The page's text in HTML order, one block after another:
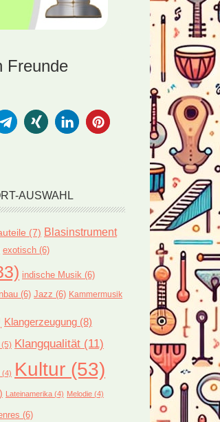
Freunde
AUSWAHL
(7) Blasinstrument
exotisch (6)
indische Musik (6)
(6) Jazz (6) Kammermusik
Klangerzeugung (8)
(5) Klangqualität (11)
(4) Kultur (53)
Lateinamerika (4) Melodie (4)
(6)